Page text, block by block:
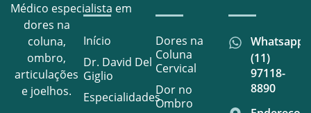
Médico especialista em
dores na
coluna,
ombro,
articulações
e joelhos.
Início
Dr. David Del
Giglio
Especialidades
Dores na
Coluna
Cervical
Dor no
Ombro
Whatsapp
(11)
97118-
8890